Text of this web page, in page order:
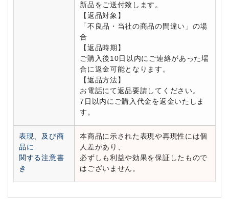
新品をご送付致します。
【返品対象】
「不良品・当社の商品の間違い」の場
合
【返品時期】
ご購入後10日以内にご連絡があった場
合に返金可能となります。
【返品方法】
お電話にて返品要請してください。
7日以内にご購入代金を返金いたしま
す。
表現、及び商
品に
関する注意書
き
本商品に示された表現や再現性には個
人差があり、
必ずしも利益や効果を保証したもので
はございません。